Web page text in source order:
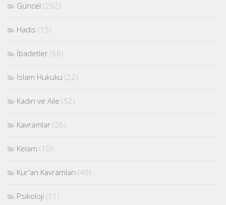
Güncel (292)
Hadis (15)
İbadetler (66)
İslam Hukuku (22)
Kadın ve Aile (52)
Kavramlar (26)
Kelam (10)
Kur'an Kavramları (49)
Psikoloji (11)